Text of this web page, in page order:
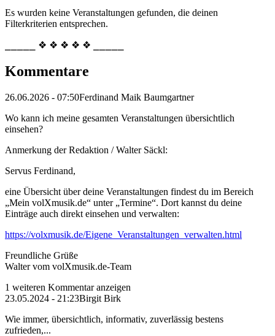
Es wurden keine Veranstaltungen gefunden, die deinen
Filterkriterien entsprechen.
⎯⎯⎯⎯⎯ ❖ ❖ ❖ ❖ ❖ ⎯⎯⎯⎯⎯
Kommentare
26.06.2026 - 07:50Ferdinand Maik Baumgartner
Wo kann ich meine gesamten Veranstaltungen übersichtlich
einsehen?
Anmerkung der Redaktion /Walter Säckl:
Servus Ferdinand,
eine Übersicht über deine Veranstaltungen findest du im Bereich
„Mein volXmusik.de“ unter „Termine“. Dort kannst du deine
Einträge auch direkt einsehen und verwalten:
https://volxmusik.de/Eigene_Veranstaltungen_verwalten.html
Freundliche Grüße
Walter vom volXmusik.de-Team
1 weiteren Kommentar anzeigen
23.05.2024 - 21:23Birgit Birk
Wie immer, übersichtlich, informativ, zuverlässig bestens
zufrieden,...